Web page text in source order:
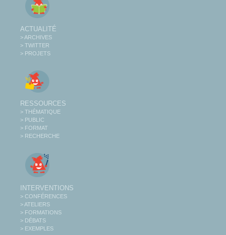
ACTUALITÉ
> ARCHIVES
> TWITTER
> PROJETS
RESSOURCES
> THÉMATIQUE
> PUBLIC
> FORMAT
> RECHERCHE
INTERVENTIONS
> CONFÉRENCES
> ATELIERS
> FORMATIONS
> DÉBATS
> EXEMPLES